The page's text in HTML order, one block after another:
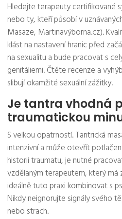
Hledejte terapeuty certifikované
nebo ty, kteří působí v
Masaze, Martinavýborna.cz).
klást na nastavení hranic před
na sexualitu a bude pracovat s
genitáliemi. Čtěte recenze a
slibují okamžité sexuální zážitky.
Je tantra vhodná
traumatickou
S velkou opatrností. Tantrická
intenzivní a může otevřít
historii traumatu, je nutné
vzdělaným terapeutem, který má
ideálně tuto praxi kombinovat s
Nikdy neignorujte signály svého
nebo strach.